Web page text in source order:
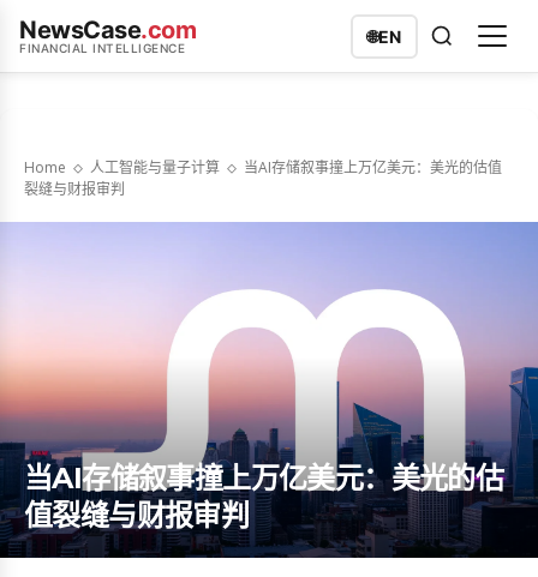
NewsCase.com
FINANCIAL INTELLIGENCE
🌐EN
Home 人工智能与量子计算
当AI存储叙事撞上万亿美元：美光的估值
裂缝与财报审判
当AI存储叙事撞上万亿美元：美光的估
值裂缝与财报审判